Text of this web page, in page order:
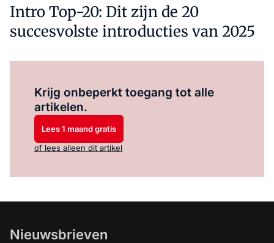
Intro Top-20: Dit zijn de 20
succesvolste introducties van 2025
Krijg onbeperkt toegang tot alle
artikelen.
Lees 1 maand gratis
of lees alleen dit artikel
Nieuwsbrieven